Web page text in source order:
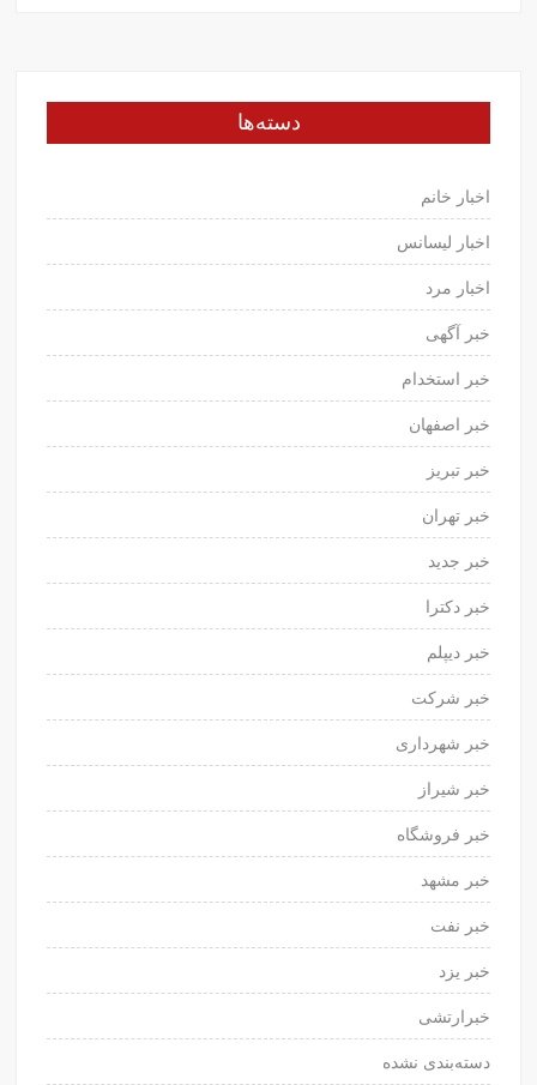
دسته‌ها
اخبار خانم
اخبار لیسانس
اخبار مرد
خبر آگهی
خبر استخدام
خبر اصفهان
خبر تبریز
خبر تهران
خبر جدید
خبر دکترا
خبر دیپلم
خبر شرکت
خبر شهرداری
خبر شیراز
خبر فروشگاه
خبر مشهد
خبر نفت
خبر یزد
خبرارتشی
دسته‌بندی نشده